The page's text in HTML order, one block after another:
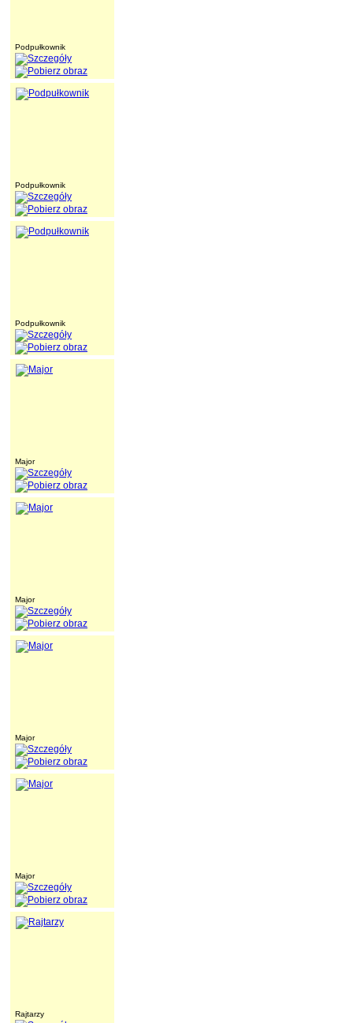
Podpułkownik
Podpułkownik
Podpułkownik
Major
Major
Major
Major
Rajtarzy